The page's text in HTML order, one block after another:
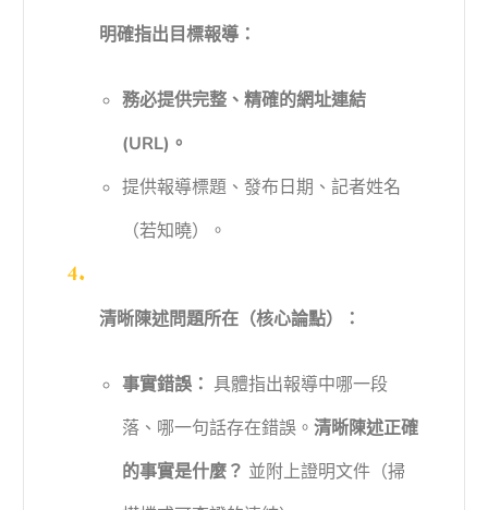
明確指出目標報導：
務必提供完整、精確的網址連結
(URL)。
提供報導標題、發布日期、記者姓名
（若知曉）。
清晰陳述問題所在（核心論點）：
事實錯誤： 具體指出報導中哪一段
落、哪一句話存在錯誤。 清晰陳述正確
的事實是什麼？ 並附上證明文件（掃